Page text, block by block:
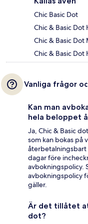
Chic Basic Dot
Chic & Basic Dot
Chic & Basic Dot
Chic & Basic
Vanliga frågor
Kan man
hela beloppet
Ja, Chic & Basic
som kan bokas på
återbetalningsbart
dagar före
avbokningspolicy.
avbokningspolicy
gäller.
Är det tillåtet
dot?